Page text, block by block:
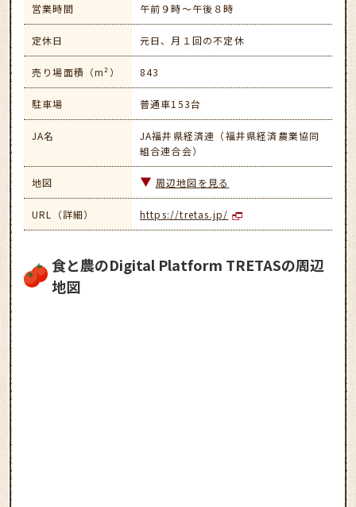
営業時間 午前９時～午後８時
定休日 元日、月１回の不定休
売り場面積（m²） 843
駐車場 普通車153台
JA名
JA福井県経済連（福井県経済農業協同
組合連合会）
地図 周辺地図を見る
URL（詳細） https://tretas.jp/
食と農のDigital Platform TRETASの周辺
地図